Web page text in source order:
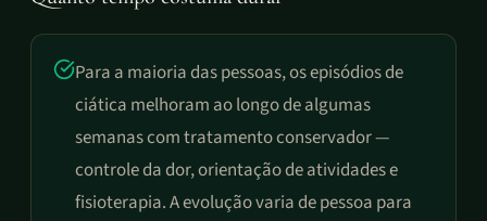
Para a maioria das pessoas, os episódios de
ciática melhoram ao longo de algumas
semanas com tratamento conservador —
controle da dor, orientação de atividades e
fisioterapia. A evolução varia de pessoa para